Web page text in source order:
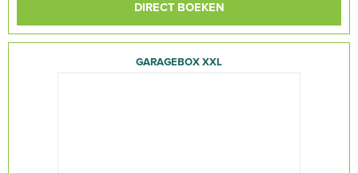
DIRECT BOEKEN
GARAGEBOX XXL